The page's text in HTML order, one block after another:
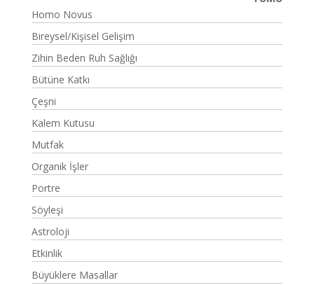
Homo Novus
Bireysel/Kişisel Gelişim
Zihin Beden Ruh Sağlığı
Bütüne Katkı
Çeşni
Kalem Kutusu
Mutfak
Organik İşler
Portre
Söyleşi
Astroloji
Etkinlik
Büyüklere Masallar